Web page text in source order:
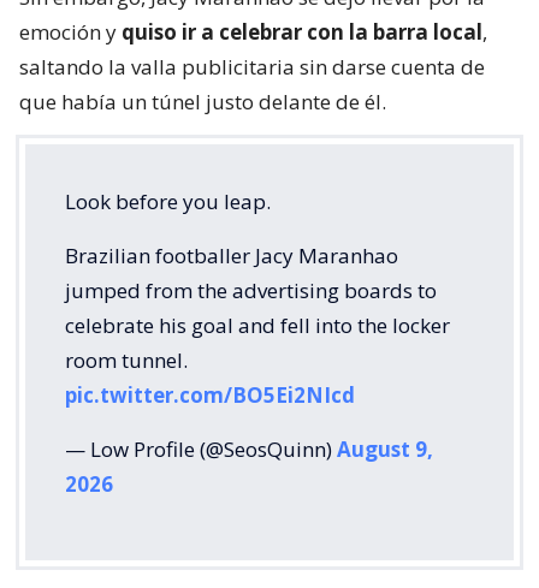
emoción y quiso ir a celebrar con la barra local,
saltando la valla publicitaria sin darse cuenta de
que había un túnel justo delante de él.
Look before you leap.
Brazilian footballer Jacy Maranhao
jumped from the advertising boards to
celebrate his goal and fell into the locker
room tunnel.
pic.twitter.com/BO5Ei2NIcd
— Low Profile (@SeosQuinn)August 9,
2026